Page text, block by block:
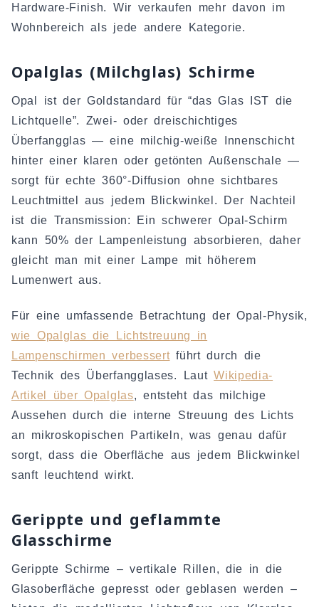
Hardware-Finish. Wir verkaufen mehr davon im
Wohnbereich als jede andere Kategorie.
Opalglas (Milchglas) Schirme
Opal ist der Goldstandard für “das Glas IST die
Lichtquelle”. Zwei- oder dreischichtiges
Überfangglas — eine milchig-weiße Innenschicht
hinter einer klaren oder getönten Außenschale —
sorgt für echte 360°-Diffusion ohne sichtbares
Leuchtmittel aus jedem Blickwinkel. Der Nachteil
ist die Transmission: Ein schwerer Opal-Schirm
kann 50% der Lampenleistung absorbieren, daher
gleicht man mit einer Lampe mit höherem
Lumenwert aus.
Für eine umfassende Betrachtung der Opal-Physik,
wie Opalglas die Lichtstreuung in
Lampenschirmen verbessertführt durch die
Technik des Überfangglases. LautWikipedia-
Artikel über Opalglas, entsteht das milchige
Aussehen durch die interne Streuung des Lichts
an mikroskopischen Partikeln, was genau dafür
sorgt, dass die Oberfläche aus jedem Blickwinkel
sanft leuchtend wirkt.
Gerippte und geflammte
Glasschirme
Gerippte Schirme – vertikale Rillen, die in die
Glasoberfläche gepresst oder geblasen werden –